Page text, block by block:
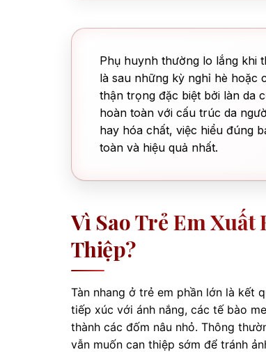
Phụ huynh thường lo lắng khi
là sau những kỳ nghỉ hè hoặc
thận trọng đặc biệt bởi làn da
hoàn toàn với cấu trúc da
hay hóa chất, việc hiểu đúng
toàn và hiệu quả nhất.
Vì Sao Trẻ Em Xuất
Thiệp?
Tàn nhang ở trẻ em phần lớn là kết
tiếp xúc với ánh nắng, các tế bào
thành các đốm nâu nhỏ. Thông
vẫn muốn can thiệp sớm để tránh